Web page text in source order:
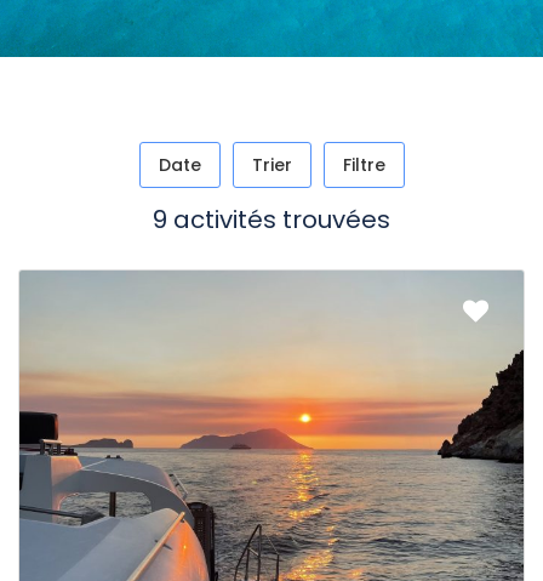
Date Trier Filtre
9 activités trouvées